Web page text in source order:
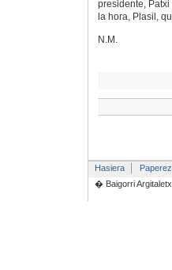
presidente,
la hora, Plasil,
N.M.
Hasiera
� Baigorri